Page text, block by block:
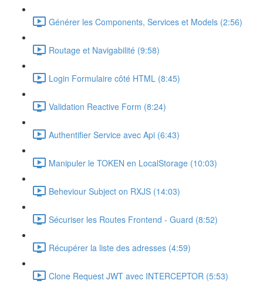
Générer les Components, Services et Models (2:56)
Routage et Navigabilité (9:58)
Login Formulaire côté HTML (8:45)
Validation Reactive Form (8:24)
Authentifier Service avec Api (6:43)
Manipuler le TOKEN en LocalStorage (10:03)
Beheviour Subject on RXJS (14:03)
Sécuriser les Routes Frontend - Guard (8:52)
Récupérer la liste des adresses (4:59)
Clone Request JWT avec INTERCEPTOR (5:53)